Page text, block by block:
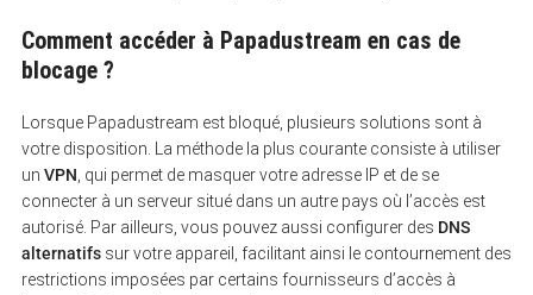
Comment accéder à Papadustream en cas de
blocage ?
Lorsque Papadustream est bloqué, plusieurs solutions sont à
votre disposition. La méthode la plus courante consiste à utiliser
un VPN , qui permet de masquer votre adresse IP et de se
connecter à un serveur situé dans un autre pays où l’accès est
autorisé. Par ailleurs, vous pouvez aussi configurer des DNS
alternatifssur votre appareil, facilitant ainsi le contournement des
restrictions imposées par certains fournisseurs d’accès à